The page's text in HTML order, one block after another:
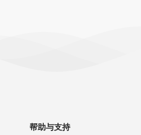
帮助与支持